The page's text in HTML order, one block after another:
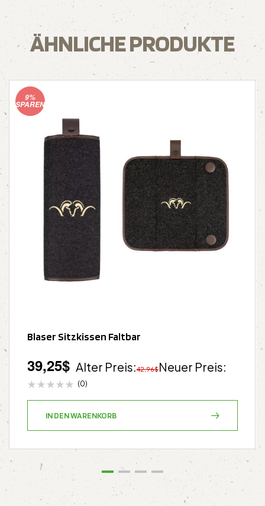
ÄHNLICHE PRODUKTE
9%
SPAREN
Blaser Sitzkissen Faltbar
Alter Preis:42,96$Neuer Preis:
39,25$
(0)
IN DEN WARENKORB